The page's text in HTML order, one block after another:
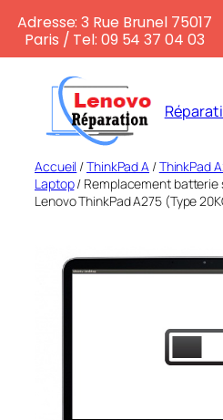
contenu
Accueil /ThinkPad A /ThinkPad
Laptop/ Remplacement batterie
Lenovo ThinkPad A275 (Type
Adresse: 3 Rue Brunel 75017
Paris / Tel: 09 54 37 04 03